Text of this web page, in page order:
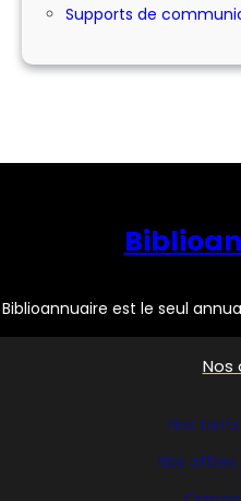
Supports de
Biblioannuaire est le seul
Nos
Nos
Nos offres